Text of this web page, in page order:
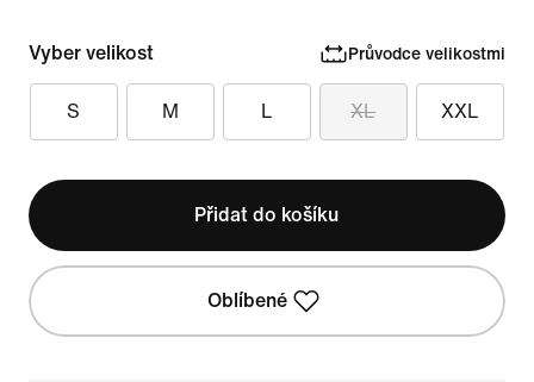
Vyber velikost Průvodce velikostmi
S M L XL XXL
Přidat do košíku
Oblíbené